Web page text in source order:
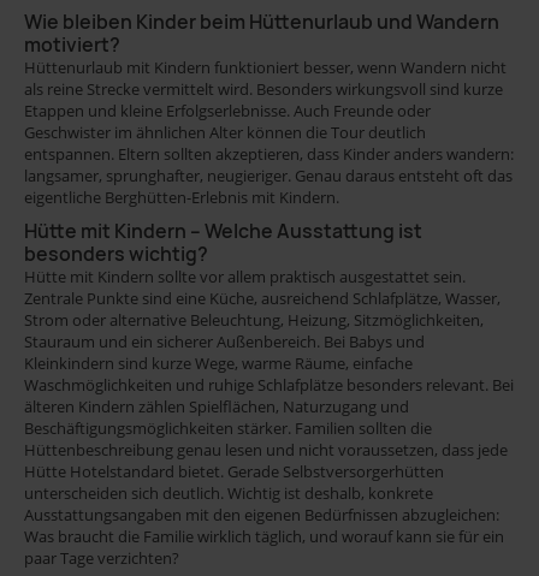
Wie bleiben Kinder beim Hüttenurlaub und Wandern
motiviert?
Hüttenurlaub mit Kindern funktioniert besser, wenn Wandern nicht
als reine Strecke vermittelt wird. Besonders wirkungsvoll sind kurze
Etappen und kleine Erfolgserlebnisse. Auch Freunde oder
Geschwister im ähnlichen Alter können die Tour deutlich
entspannen. Eltern sollten akzeptieren, dass Kinder anders wandern:
langsamer, sprunghafter, neugieriger. Genau daraus entsteht oft das
eigentliche Berghütten-Erlebnis mit Kindern.
Hütte mit Kindern – Welche Ausstattung ist
besonders wichtig?
Hütte mit Kindern sollte vor allem praktisch ausgestattet sein.
Zentrale Punkte sind eine Küche, ausreichend Schlafplätze, Wasser,
Strom oder alternative Beleuchtung, Heizung, Sitzmöglichkeiten,
Stauraum und ein sicherer Außenbereich. Bei Babys und
Kleinkindern sind kurze Wege, warme Räume, einfache
Waschmöglichkeiten und ruhige Schlafplätze besonders relevant. Bei
älteren Kindern zählen Spielflächen, Naturzugang und
Beschäftigungsmöglichkeiten stärker. Familien sollten die
Hüttenbeschreibung genau lesen und nicht voraussetzen, dass jede
Hütte Hotelstandard bietet. Gerade Selbstversorgerhütten
unterscheiden sich deutlich. Wichtig ist deshalb, konkrete
Ausstattungsangaben mit den eigenen Bedürfnissen abzugleichen:
Was braucht die Familie wirklich täglich, und worauf kann sie für ein
paar Tage verzichten?